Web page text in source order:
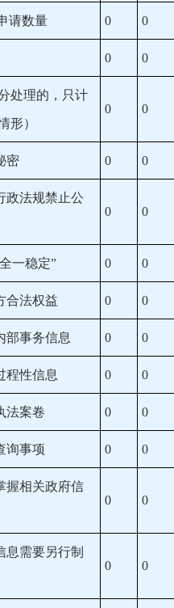
请数量 0 0
0 0
处理的，只计
形）
0 0
密 0 0
政法规禁止公
0 0
一稳定” 0 0
合法权益 0 0
部事务信息 0 0
程性信息 0 0
法案卷 0 0
询事项 0 0
握相关政府信
0 0
息需要另行制
0 0